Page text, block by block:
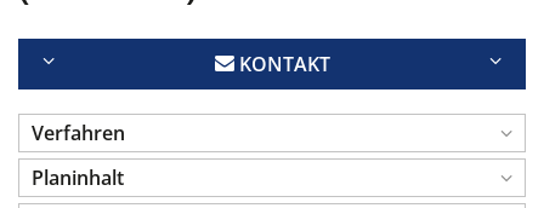
KONTAKT
Verfahren
Planinhalt